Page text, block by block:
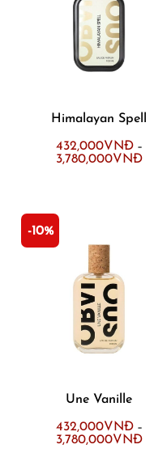
Himalayan Spell
432,000VNĐ–
3,780,000VNĐ
-10%
Une Vanille
432,000VNĐ–
3,780,000VNĐ